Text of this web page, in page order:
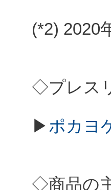
(*2) 2020
◇プレス
▶ポカヨ
◇商品の